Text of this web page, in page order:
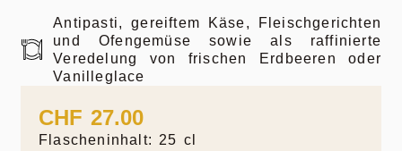
Antipasti, gereiftem Käse, Fleischgerichten
und Ofengemüse sowie als raffinierte
Veredelung von frischen Erdbeeren oder
Vanilleglace
CHF 27.00
Flascheninhalt: 25 cl